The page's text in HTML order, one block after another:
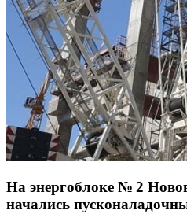
На энергоблоке № 2
начались